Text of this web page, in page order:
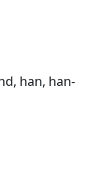
han, han-